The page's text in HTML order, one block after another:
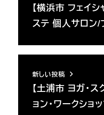
【横浜市 フェイ
ステ 個人サロン
新しい投稿
【土浦市 ヨガ・ス
ョン・ワークショ